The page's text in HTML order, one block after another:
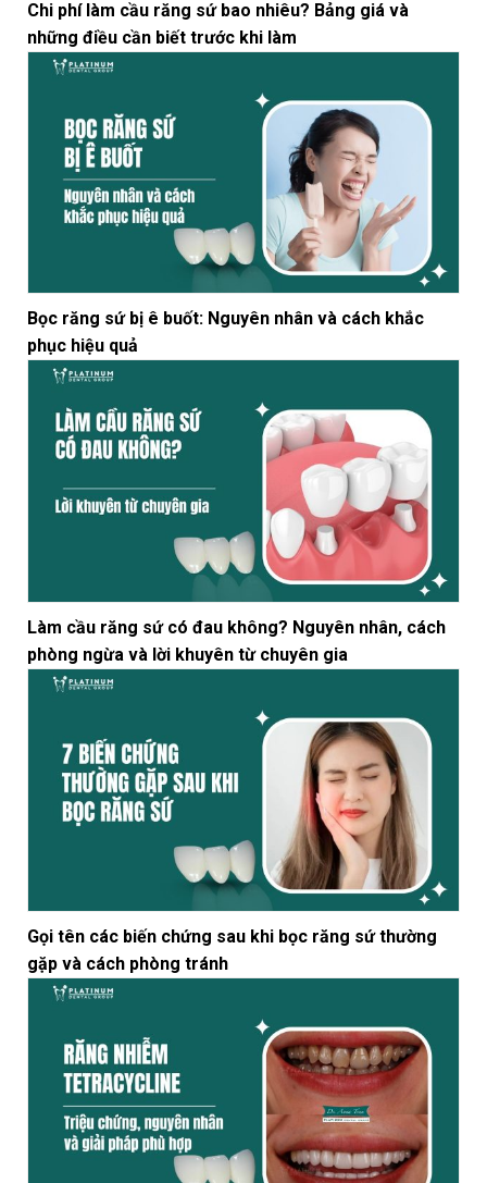
Chi phí làm cầu răng sứ bao nhiêu? Bảng giá và
những điều cần biết trước khi làm
Bọc răng sứ bị ê buốt: Nguyên nhân và cách khắc
phục hiệu quả
Làm cầu răng sứ có đau không? Nguyên nhân, cách
phòng ngừa và lời khuyên từ chuyên gia
Gọi tên các biến chứng sau khi bọc răng sứ thường
gặp và cách phòng tránh